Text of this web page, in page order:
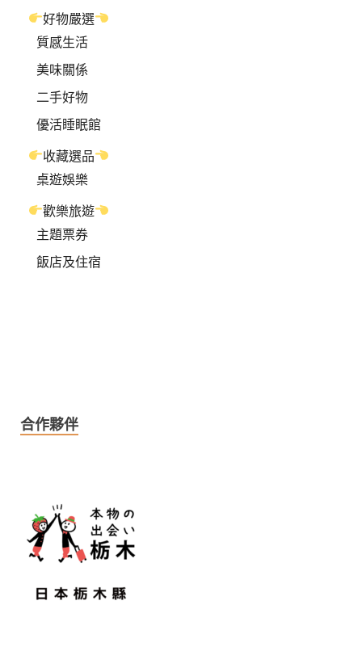
好物嚴選
質感生活
美味關係
二手好物
優活睡眠館
收藏選品
桌遊娛樂
歡樂旅遊
主題票券
飯店及住宿
合作夥伴